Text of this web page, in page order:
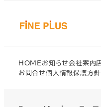
HOMEお知らせ会社案内
お問合せ個人情報保護方針